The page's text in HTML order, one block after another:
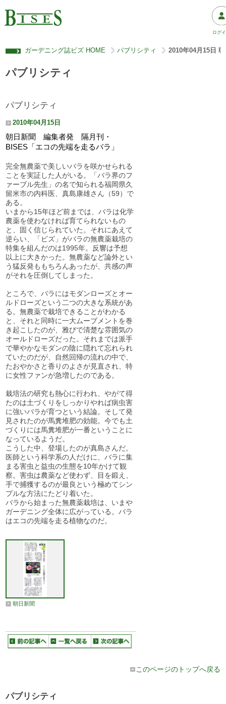
ログ
ガーデニング誌ビズ HOME > パブリシティ > 2010年04月15日
パブリシティ
パブリシティ
2010年04月15日
朝日新聞 編集者発 隔月刊・
BISES「エコの先端を走るバラ」
完全無農薬で美しいバラを咲かせられる
ことを実証した人がいる。「バラ界のフ
ァーブル先生」の名で知られる福岡県久
留米市の内科医、真島康雄さん（59）で
ある。
いまから15年ほど前までは、バラは化学
農薬を使わなければ育てられないもの
と、固く信じられていた。それにあえて
逆らい、「ビズ」がバラの無農薬栽培の
特集を組んだのは1995年。反響は予想
以上に大きかった。無農薬など論外とい
う猛反発ももちろんあったが、共感の声
がそれを圧倒してしまった。
ところで、バラにはモダンローズとオー
ルドローズという二つの大きな系統があ
る。無農薬で栽培できることがわかる
と、それと同時に一大ムーブメントを巻
き起こしたのが、雅びで清楚な雰囲気の
オールドローズだった。それまでは派手
で華やかなモダンの陰に隠れて忘れられ
ていたのだが、自然回帰の流れの中で、
たおやかさと香りのよさが見直され、特
に女性ファンが急増したのである。
栽培法の研究も熱心に行われ、やがて得
たのは土づくりをしっかりやれば病虫害
に強いバラが育つという結論。そして発
見されたのが馬糞堆肥の効能。今でも土
づくりには馬糞堆肥が一番ということに
なっているようだ。
こうした中、登場したのが真島さんだ。
医師という科学系の人だけに、バラに集
まる害虫と益虫の生態を10年かけて観
察。害虫は農薬など使わず、目を鍛え、
手で捕獲するのが最良という極めてシン
プルな方法にたどり着いた。
バラから始まった無農薬栽培は、いまや
ガーデニング全体に広がっている。バラ
はエコの先端を走る植物なのだ。
朝日新聞
このページのトップへ戻る
パブリシティ